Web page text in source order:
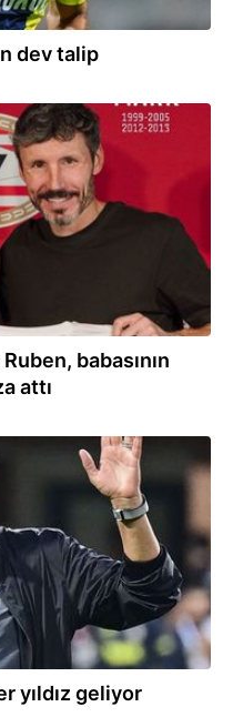
dev talip
babasının
attı
yıldız geliyor